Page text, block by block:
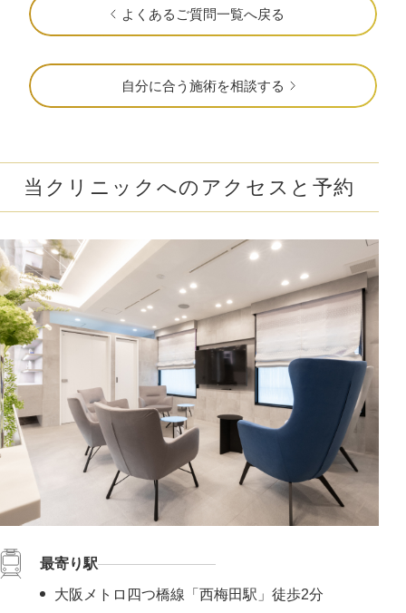
よくあるご質問一覧へ戻る
自分に合う施術を相談する
当クリニックへのアクセスと予約
最寄り駅
大阪メトロ四つ橋線「西梅田駅」徒歩2分